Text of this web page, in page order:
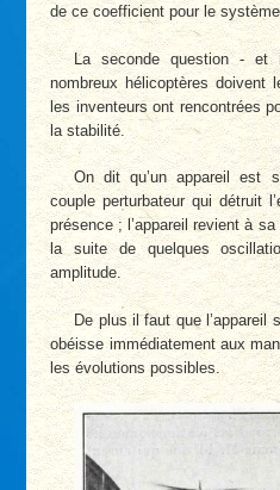
de ce coefficient pour le
La seconde question - et
nombreux hélicoptères doivent
les inventeurs ont rencontrées
la stabilité.
On dit qu’un appareil est
couple perturbateur qui détruit
présence ; l’appareil revient à
la suite de quelques
amplitude.
De plus il faut que l’appareil
obéisse immédiatement aux
les évolutions possibles.